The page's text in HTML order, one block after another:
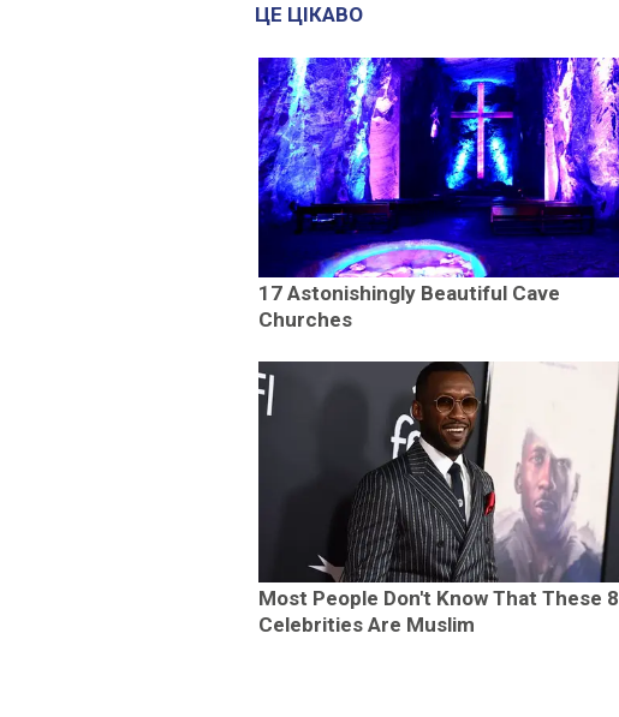
ЦЕ ЦІКАВО
17 Astonishingly Beautiful Cave
Churches
Most People Don't Know That These 8
Celebrities Are Muslim